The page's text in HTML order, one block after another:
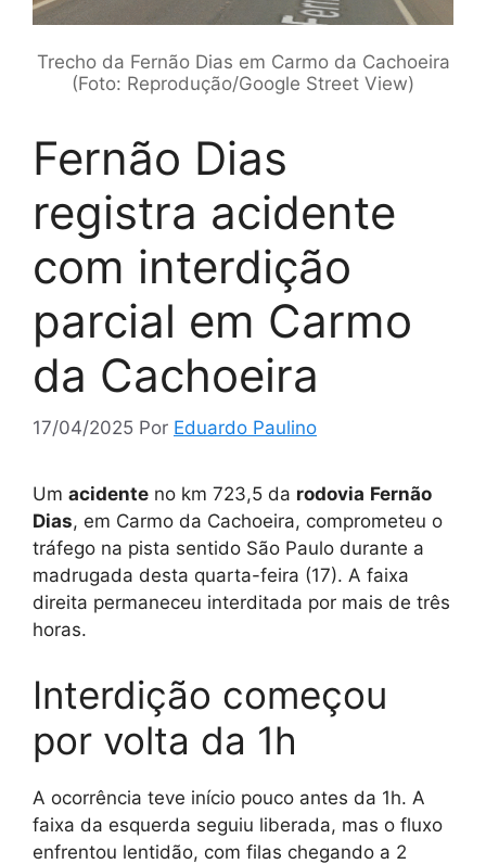
Trecho da Fernão Dias em Carmo da Cachoeira
(Foto: Reprodução/Google Street View)
Fernão Dias
registra acidente
com interdição
parcial em Carmo
da Cachoeira
17/04/2025 Por Eduardo Paulino
Um acidente no km 723,5 da rodovia Fernão
Dias, em Carmo da Cachoeira, comprometeu o
tráfego na pista sentido São Paulo durante a
madrugada desta quarta-feira (17). A faixa
direita permaneceu interditada por mais de três
horas.
Interdição começou
por volta da 1h
A ocorrência teve início pouco antes da 1h. A
faixa da esquerda seguiu liberada, mas o fluxo
enfrentou lentidão, com filas chegando a 2